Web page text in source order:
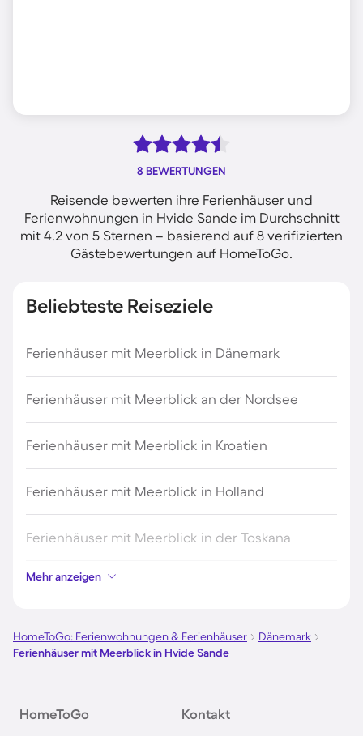
8 BEWERTUNGEN
Reisende bewerten ihre Ferienhäuser und
Ferienwohnungen in Hvide Sande im Durchschnitt
mit 4.2 von 5 Sternen – basierend auf 8 verifizierten
Gästebewertungen auf HomeToGo.
Beliebteste Reiseziele
Ferienhäuser mit Meerblick in Dänemark
Ferienhäuser mit Meerblick an der Nordsee
Ferienhäuser mit Meerblick in Kroatien
Ferienhäuser mit Meerblick in Holland
Ferienhäuser mit Meerblick in der Toskana
Ferienhäuser mit Meerblick in der Bretagne
Ferienhäuser mit Meerblick in Portugal
Ferienhäuser mit Meerblick in Ligurien
Mehr anzeigen
HomeToGo: Ferienwohnungen & Ferienhäuser
Dänemark
Ferienhäuser mit Meerblick in Hvide Sande
HomeToGo Kontakt